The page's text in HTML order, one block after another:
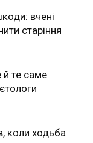
вчені
старіння
й те саме
коли ходьба